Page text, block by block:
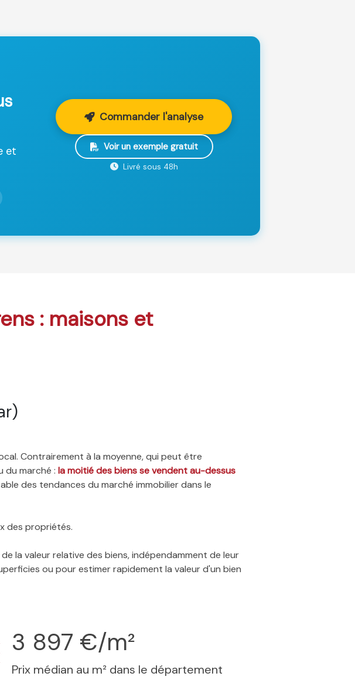
et
Commander l'analyse
Voir un exemple gratuit
Livré sous 48h
: maisons et
Contrairement à la moyenne, qui peut être
du marché : la moitié des biens se vendent au-dessus
des tendances du marché immobilier dans le
des propriétés.
la valeur relative des biens, indépendamment de leur
ou pour estimer rapidement la valeur d'un bien
3 897 €/m²
Prix médian au m² dans le département